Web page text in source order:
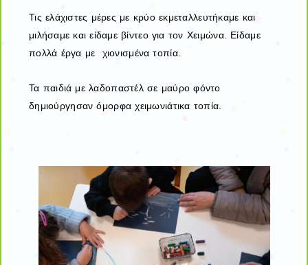
Τις ελάχιστες μέρες με κρύο εκμεταλλευτήκαμε και
μιλήσαμε και είδαμε βίντεο για τον Χειμώνα. Είδαμε
πολλά έργα με χιονισμένα τοπία.
Τα παιδιά με λαδοπαστέλ σε μαύρο φόντο
δημιούργησαν όμορφα χειμωνιάτικα τοπία.